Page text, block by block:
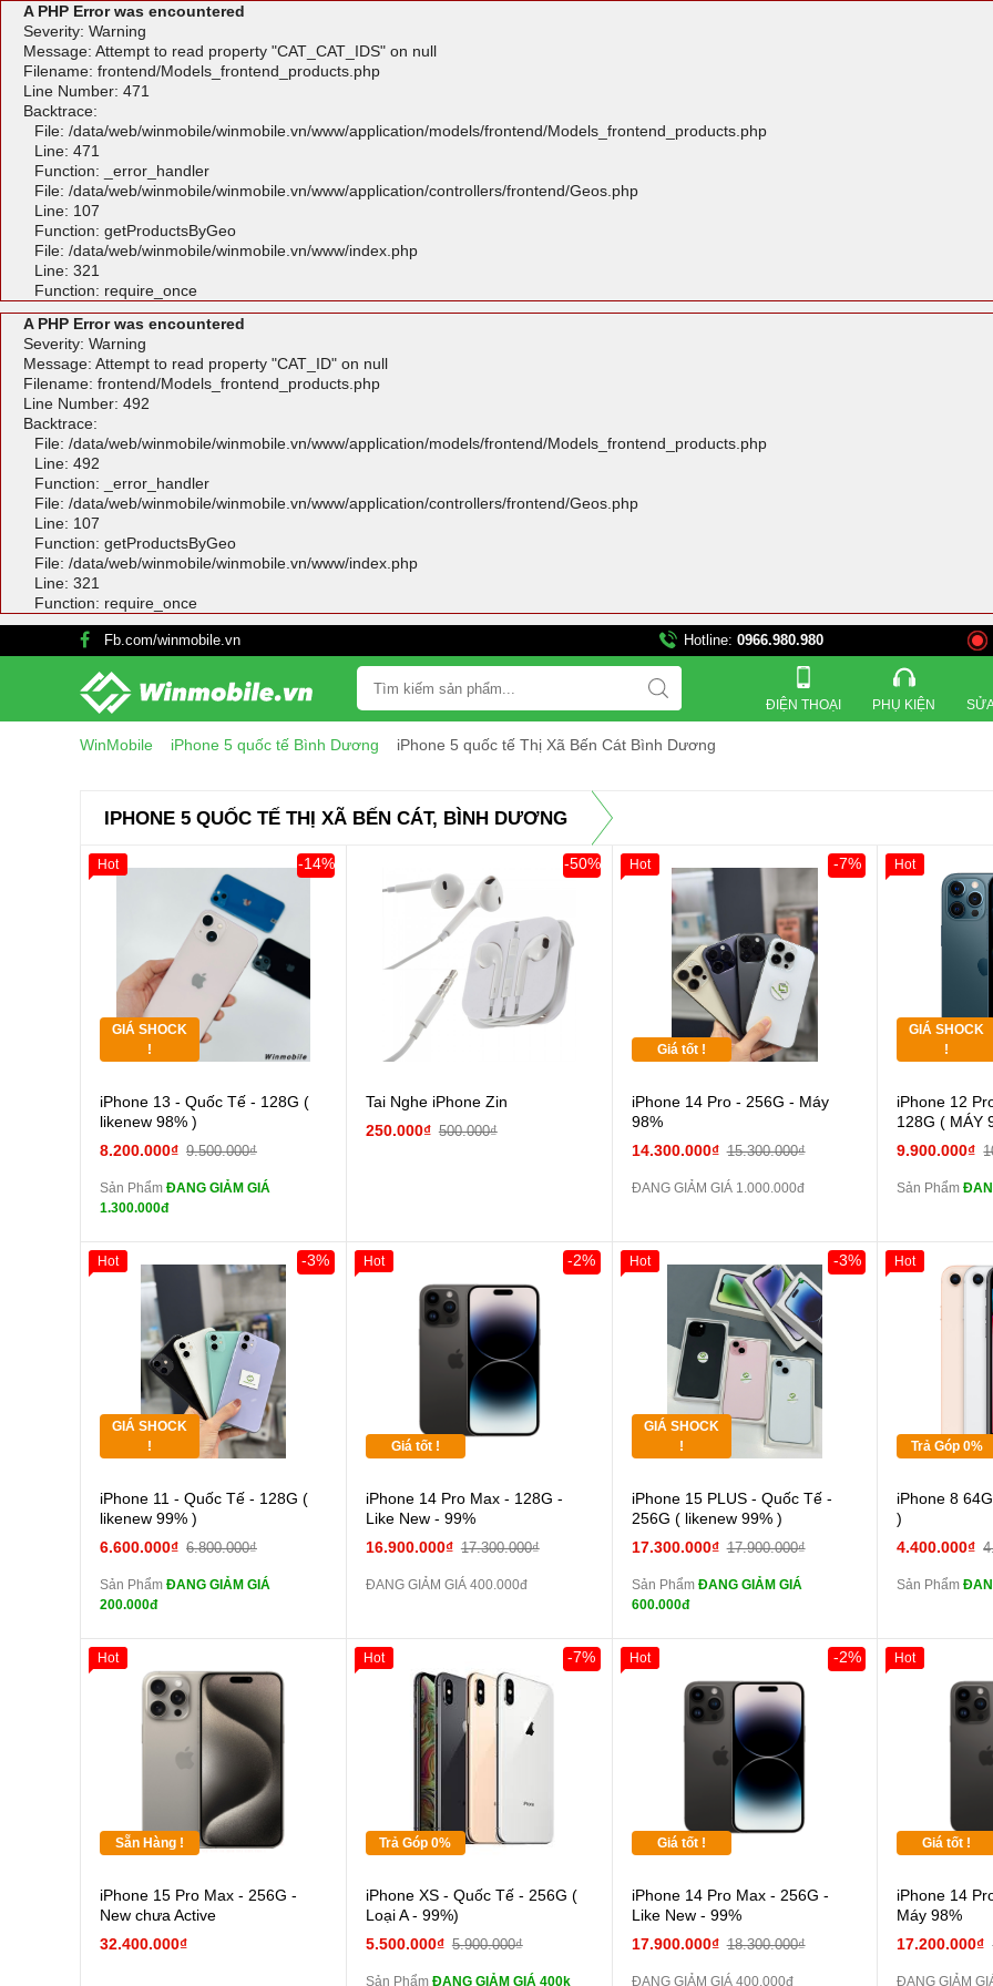
A PHP Error was encountered
Severity: Warning
Message: Attempt to read property "CAT_CAT_IDS" on null
Filename: frontend/Models_frontend_products.php
Line Number: 471
Backtrace:
File: /data/web/winmobile/winmobile.vn/www/application/models/frontend/Models_frontend_products.php
Line: 471
Function: _error_handler
File: /data/web/winmobile/winmobile.vn/www/application/controllers/frontend/Geos.php
Line: 107
Function: getProductsByGeo
File: /data/web/winmobile/winmobile.vn/www/index.php
Line: 321
Function: require_once
A PHP Error was encountered
Severity: Warning
Message: Attempt to read property "CAT_ID" on null
Filename: frontend/Models_frontend_products.php
Line Number: 492
Backtrace:
File: /data/web/winmobile/winmobile.vn/www/application/models/frontend/Models_frontend_products.php
Line: 492
Function: _error_handler
File: /data/web/winmobile/winmobile.vn/www/application/controllers/frontend/Geos.php
Line: 107
Function: getProductsByGeo
File: /data/web/winmobile/winmobile.vn/www/index.php
Line: 321
Function: require_once
Fb.com/winmobile.vn Hotline: 0966.980.980821 Đường 3 tháng 2,
ĐIỆN THOẠI PHỤ KIỆN
WinMobile iPhone 5 quốc tế Bình Dương iPhone 5 quốc tế Thị Xã Bến Cát Bình Dương
IPHONE 5 QUỐC TẾ THỊ XÃ BẾN CÁT, BÌNH DƯƠNG
GIÁ SHOCK
!
Giảm 100.000đ
Khách Hàng
Tặng
Cường lực 10D full
màn
tai nghe iPhone 6S
Pin dự phòng và
các Phụ Kiện Khác
iPhone 13 - Quốc Tế - 128G (
likenew 98% )
8.200.000₫ 9.500.000₫
-14%
Sản Phẩm ĐANG GIẢM GIÁ
1.300.000đ
Hot
Tai Nghe iPhone Zin
250.000₫ 500.000₫
-50%
Giá tốt !
iPhone 14 Pro - 256G - Máy
98%
14.300.000₫ 15.300.000₫
-7%
ĐANG GIẢM GIÁ 1.000.000đ
Hot
GIÁ SHOCK
!
Giảm
Thân Thiết
màn
các Phụ Kiện
iPhone 12
128G ( MÁY
9.900.000₫
Sản Phẩm
Hot
GIÁ SHOCK
!
Giảm 100.000đ
Khách Hàng
Thân Thiết
Tặng
Tặng
Cường lực 10D full
màn
tai nghe iPhone 6S
Pin dự phòng và
các Phụ Kiện Khác
iPhone 11 - Quốc Tế - 128G (
likenew 99% )
6.600.000₫ 6.800.000₫
-3%
Sản Phẩm ĐANG GIẢM GIÁ
200.000đ
Hot
Giá tốt !
iPhone 14 Pro Max - 128G -
Like New - 99%
16.900.000₫ 17.300.000₫
-2%
ĐANG GIẢM GIÁ 400.000đ
Hot
GIÁ SHOCK
!
Giảm 100.000đ
Khách Hàng
Tặng
Cường lực 10D full
màn
tai nghe iPhone 6S
Pin dự phòng và
các Phụ Kiện Khác
iPhone 15 PLUS - Quốc Tế -
256G ( likenew 99% )
17.300.000₫ 17.900.000₫
-3%
Sản Phẩm ĐANG GIẢM GIÁ
600.000đ
Hot
Trả Góp 0%
Giảm
Thân Thiết
Tặng
màn
các Phụ Kiện
iPhone 8
)
4.400.000₫
Sản Phẩm
Hot
Sẵn Hàng !
iPhone 15 Pro Max - 256G -
New chưa Active
32.400.000₫
Hot
Trả Góp 0%
Giảm 100.000đ
Khách Hàng
Thân Thiết
Tặng
Tặng
Cường lực 10D full
màn
tai nghe iPhone 6S
iPhone XS - Quốc Tế - 256G (
Loại A - 99%)
5.500.000₫ 5.900.000₫
-7%
Sản Phẩm ĐANG GIẢM GIÁ 400k
Hot
Giá tốt !
iPhone 14 Pro Max - 256G -
Like New - 99%
17.900.000₫ 18.300.000₫
-2%
ĐANG GIẢM GIÁ 400.000đ
Hot
Giá tốt !
iPhone 14
Máy 98%
17.200.000₫
ĐANG GIẢM
Hot